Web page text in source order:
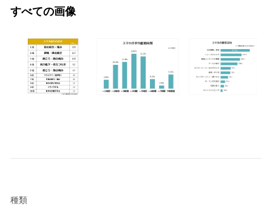
すべての画像
種類